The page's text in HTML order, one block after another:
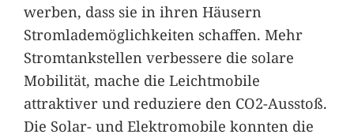
werben, dass sie in ihren Häusern
Stromlademöglichkeiten schaffen. Mehr
Stromtankstellen verbessere die solare
Mobilität, mache die Leichtmobile
attraktiver und reduziere den CO2-Ausstoß.
Die Solar- und Elektromobile konnten die